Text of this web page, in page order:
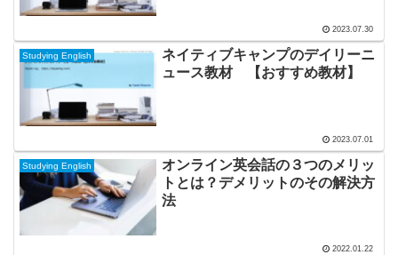
2023.07.30
Studying English
ネイティブキャンプのデイリーニ
ュース教材 【おすすめ教材】
2023.07.01
Studying English
オンライン英会話の３つのメリッ
トとは？デメリットのその解決方
法
2022.01.22